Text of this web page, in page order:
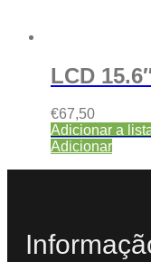
LCD
€67,50
Adicionar a
Adicionar